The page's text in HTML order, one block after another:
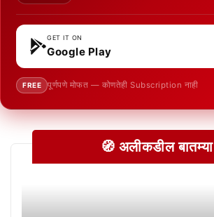
GET IT ON
Google Play
FREE पूर्णपणे मोफत — कोणतेही Subscription नाही
🧭 अलीकडील बातम्या